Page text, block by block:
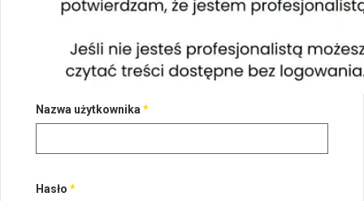
Nazwa użytkownika *
Hasło *